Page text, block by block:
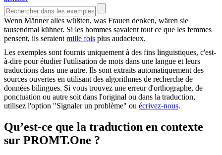
Wenn Männer alles wüßten, was Frauen denken, wären sie
tausendmal kühner. Si les hommes savaient tout ce que les femmes
pensent, ils seraientmille fois plus audacieux.
Les exemples sont fournis uniquement à des fins linguistiques, c'est-
à-dire pour étudier l'utilisation de mots dans une langue et leurs
traductions dans une autre. Ils sont extraits automatiquement des
sources ouvertes en utilisant des algorithmes de recherche de
données bilingues. Si vous trouvez une erreur d'orthographe, de
ponctuation ou autre soit dans l'original ou dans la traduction,
utilisez l'option "Signaler un problème" ou écrivez-nous.
Qu’est-ce que la traduction en contexte
sur PROMT.One ?